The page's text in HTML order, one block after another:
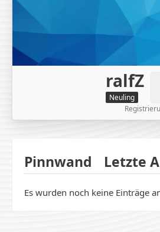
ralfZ
Neuling
Pinnwand Letzte
Es wurden noch keine Einträge